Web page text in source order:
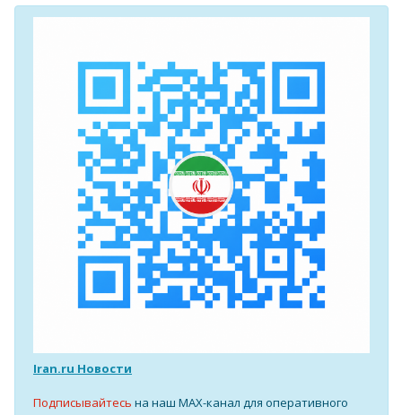
Iran.ru Новости
Подписывайтесь на наш MAX-канал для оперативного